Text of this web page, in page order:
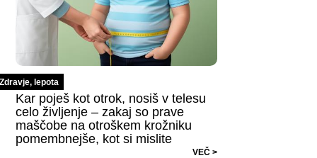
Zdravje, lepota
Kar poješ kot otrok, nosiš v telesu
celo življenje – zakaj so prave
maščobe na otroškem krožniku
pomembnejše, kot si mislite
VEČ >